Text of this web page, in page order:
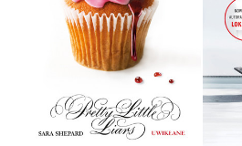
UWIKŁANE
SARA SHEPARD
OPRAWA MIĘKKA
32,90 ZŁ